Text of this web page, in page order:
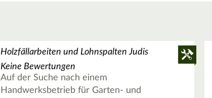
Holzfällarbeiten und Lohnspalten Judis
Keine Bewertungen
Auf der Suche nach einem
Handwerksbetrieb für Garten- und